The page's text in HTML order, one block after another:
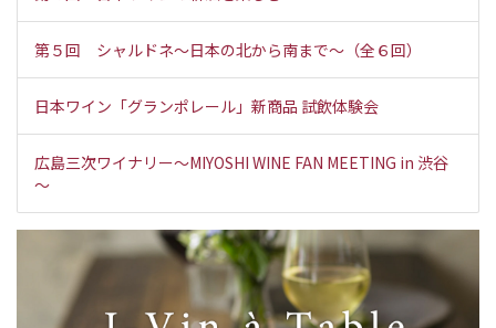
第５回 シャルドネ～日本の北から南まで～（全６回）
日本ワイン「グランポレール」新商品 試飲体験会
広島三次ワイナリー～MIYOSHI WINE FAN MEETING in 渋谷
～